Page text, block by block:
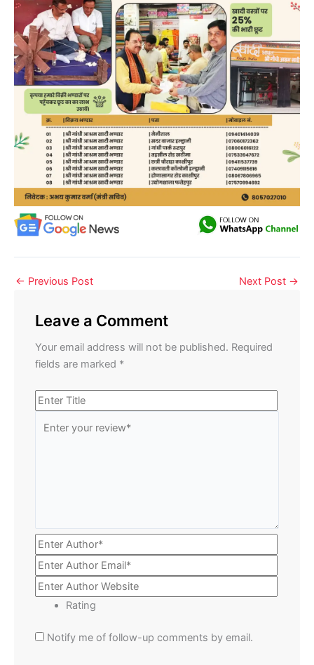
← Previous Post Next Post →
Leave a Comment
Your email address will not be published. Required
fields are marked *
Rating
Notify me of follow-up comments by email.